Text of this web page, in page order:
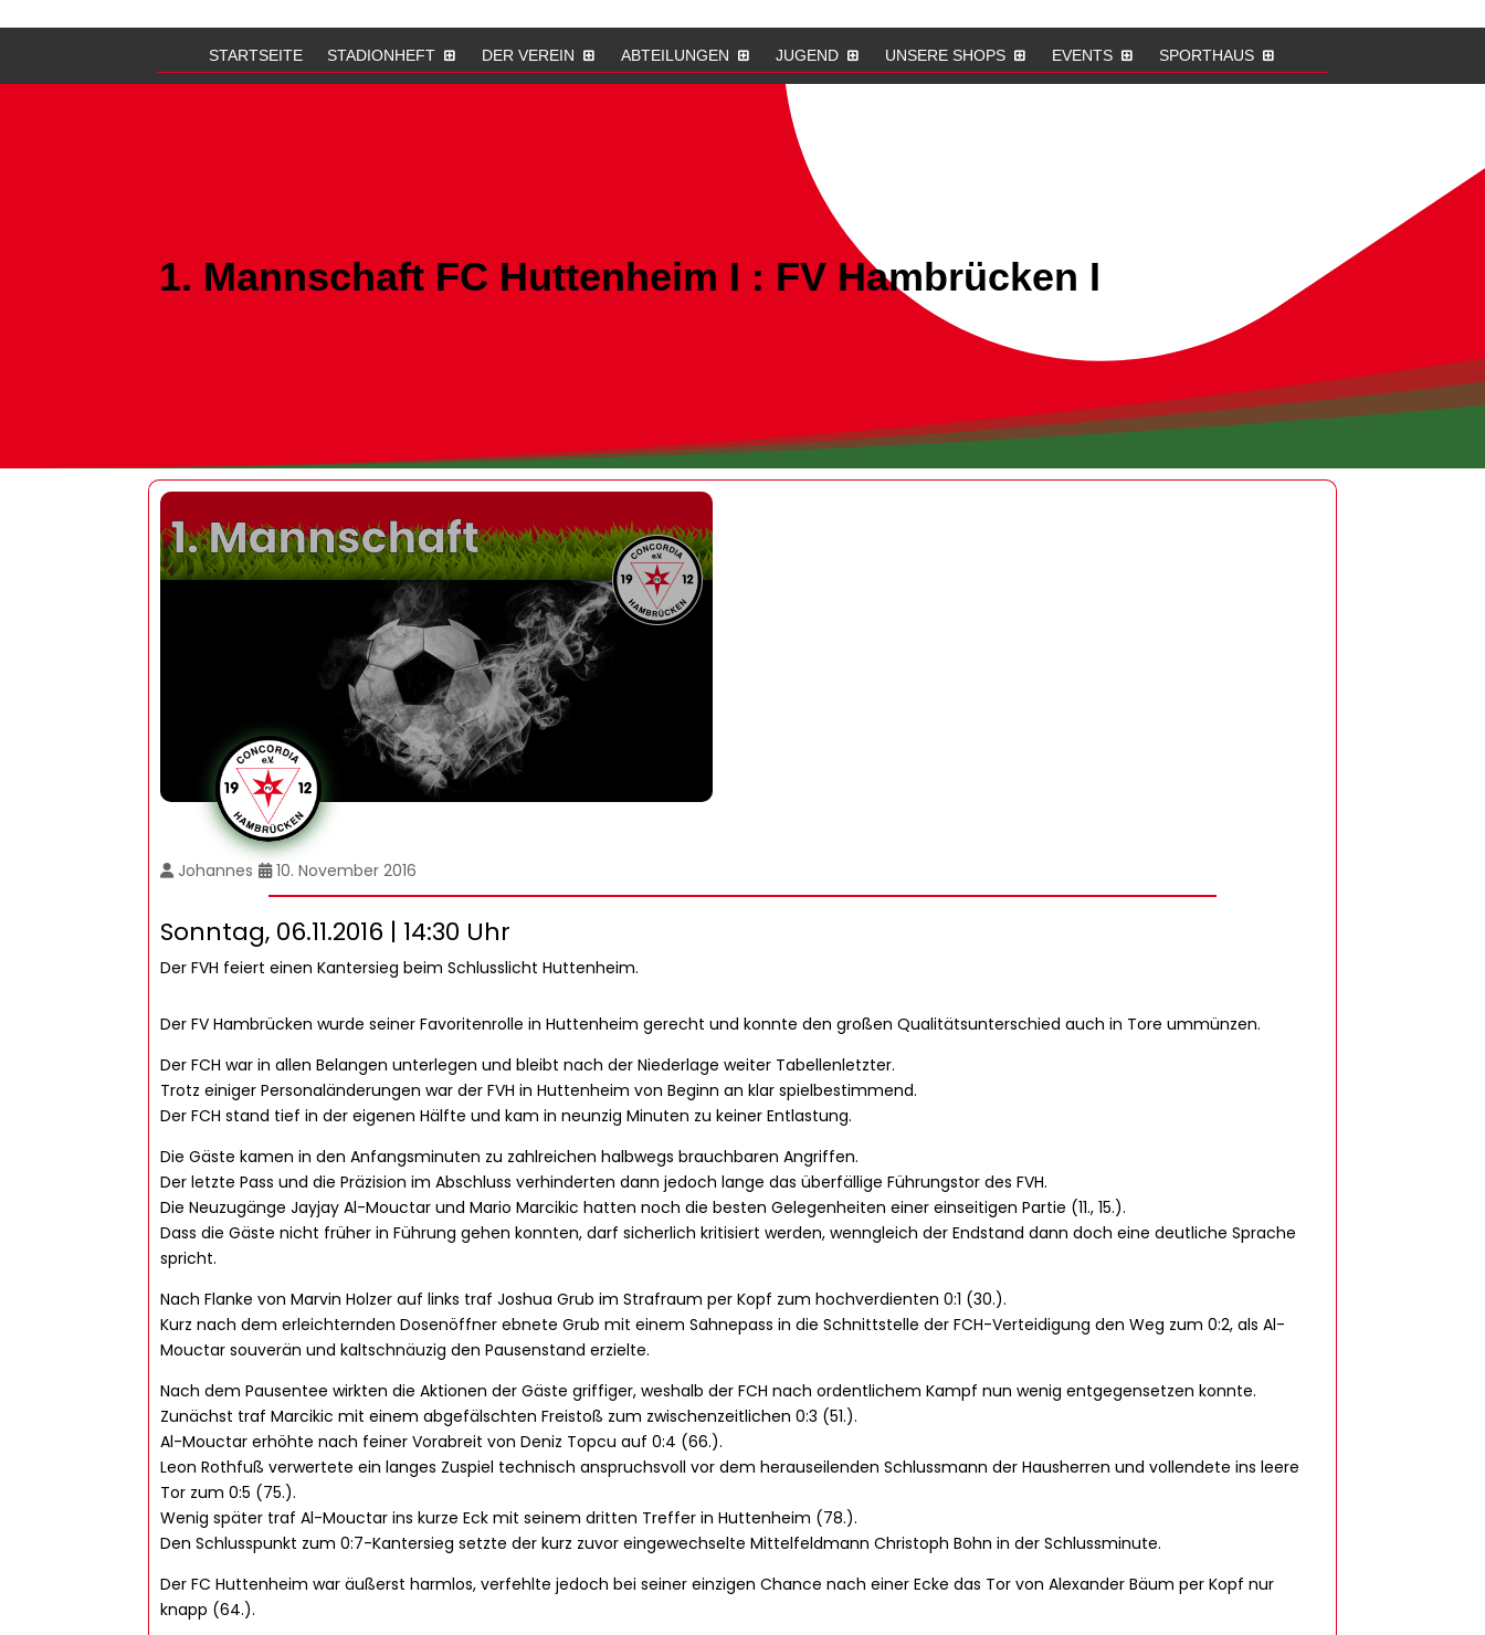
STARTSEITE STADIONHEFT DER VEREIN ABTEILUNGEN JUGEND UNSERE SHOPS EVENTS SPORTHAUS
1. Mannschaft FC Huttenheim I : FV Hambrücken I
Johannes 10. November 2016
Sonntag, 06.11.2016 | 14:30 Uhr
Der FVH feiert einen Kantersieg beim Schlusslicht Huttenheim.
Der FV Hambrücken wurde seiner Favoritenrolle in Huttenheim gerecht und konnte den großen Qualitätsunterschied auch in Tore ummünzen.
Der FCH war in allen Belangen unterlegen und bleibt nach der Niederlage weiter Tabellenletzter.
Trotz einiger Personaländerungen war der FVH in Huttenheim von Beginn an klar spielbestimmend.
Der FCH stand tief in der eigenen Hälfte und kam in neunzig Minuten zu keiner Entlastung.
Die Gäste kamen in den Anfangsminuten zu zahlreichen halbwegs brauchbaren Angriffen.
Der letzte Pass und die Präzision im Abschluss verhinderten dann jedoch lange das überfällige Führungstor des FVH.
Die Neuzugänge Jayjay Al-Mouctar und Mario Marcikic hatten noch die besten Gelegenheiten einer einseitigen Partie (11., 15.).
Dass die Gäste nicht früher in Führung gehen konnten, darf sicherlich kritisiert werden, wenngleich der Endstand dann doch eine deutliche Sprache
spricht.
Nach Flanke von Marvin Holzer auf links traf Joshua Grub im Strafraum per Kopf zum hochverdienten 0:1 (30.).
Kurz nach dem erleichternden Dosenöffner ebnete Grub mit einem Sahnepass in die Schnittstelle der FCH-Verteidigung den Weg zum 0:2, als Al-
Mouctar souverän und kaltschnäuzig den Pausenstand erzielte.
Nach dem Pausentee wirkten die Aktionen der Gäste griffiger, weshalb der FCH nach ordentlichem Kampf nun wenig entgegensetzen konnte.
Zunächst traf Marcikic mit einem abgefälschten Freistoß zum zwischenzeitlichen 0:3 (51.).
Al-Mouctar erhöhte nach feiner Vorabreit von Deniz Topcu auf 0:4 (66.).
Leon Rothfuß verwertete ein langes Zuspiel technisch anspruchsvoll vor dem herauseilenden Schlussmann der Hausherren und vollendete ins leere
Tor zum 0:5 (75.).
Wenig später traf Al-Mouctar ins kurze Eck mit seinem dritten Treffer in Huttenheim (78.).
Den Schlusspunkt zum 0:7-Kantersieg setzte der kurz zuvor eingewechselte Mittelfeldmann Christoph Bohn in der Schlussminute.
Der FC Huttenheim war äußerst harmlos, verfehlte jedoch bei seiner einzigen Chance nach einer Ecke das Tor von Alexander Bäum per Kopf nur
knapp (64.).